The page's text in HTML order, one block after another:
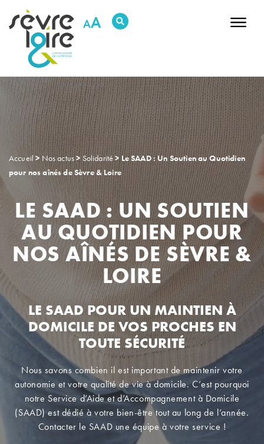
RECHERCHER UNE INFORMATION
A
DÉCOUVRIR NOTRE TERRITOIRE
DÉCIDER & AGIR
HABITER & SE DÉPLACER
GRANDIR & SE SOUTENIR
SORTIR & BOUGER
PRÉSERVER L’ENVIRONNEMENT
ENTREPRENDRE & INVESTIR
RDV Justice Replay des conseils Newsletters
Contactez-nous Intranet
Accueil> Nos actus> Solidarité > Le SAAD : Un Soutien au Quotidien
pour nos aînés de Sèvre & Loire
LE SAAD : UN SOUTIEN
AU QUOTIDIEN POUR
NOS AÎNÉS DE SÈVRE &
LOIRE
LE SAAD POUR UN MAINTIEN À
DOMICILE DE VOS PROCHES EN
TOUTE SÉCURITÉ
Nous savons combien il est important de maintenir votre
autonomie et votre qualité de vie à domicile. C’est pourquoi
notre Service d’Aide et d’Accompagnement à Domicile
(SAAD) est dédié à votre bien-être tout au long de l’année.
Contacter le SAAD une équipe à votre service !